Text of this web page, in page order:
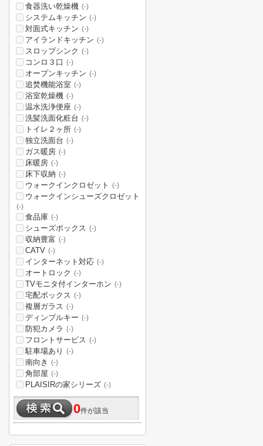
食器洗い乾燥機 (-)
システムキッチン (-)
対面式キッチン (-)
アイランドキッチン (-)
スロップシンク (-)
コンロ３口 (-)
オープンキッチン (-)
追焚機能浴室 (-)
浴室乾燥機 (-)
温水洗浄便座 (-)
洗髪洗面化粧台 (-)
トイレ２ヶ所 (-)
独立洗面台 (-)
ガス暖房 (-)
床暖房 (-)
床下収納 (-)
ウォークインクロゼット (-)
ウォークインシューズクロゼット
(-)
食品庫 (-)
シューズボックス (-)
収納豊富 (-)
CATV (-)
インターネット対応 (-)
オートロック (-)
TVモニタ付インターホン (-)
宅配ボックス (-)
複層ガラス (-)
ディンプルキー (-)
防犯カメラ (-)
フロントサービス (-)
駐車場あり (-)
南向き (-)
角部屋 (-)
PLAISIRの家シリーズ (-)
0件が該当